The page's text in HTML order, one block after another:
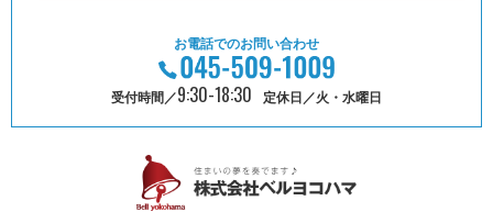
お電話でのお問い合わせ
受付時間／9:30-18:30 定休日／火・水曜日